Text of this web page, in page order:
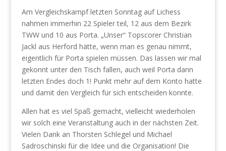
Am Vergleichskampf letzten Sonntag auf Lichess
nahmen immerhin 22 Spieler teil, 12 aus dem Bezirk
TWW und 10 aus Porta. „Unser“ Topscorer Christian
Jackl aus Herford hätte, wenn man es genau nimmt,
eigentlich für Porta spielen müssen. Das lassen wir mal
gekonnt unter den Tisch fallen, auch weil Porta dann
letzten Endes doch 1! Punkt mehr auf dem Konto hatte
und damit den Vergleich für sich entscheiden konnte.
Allen hat es viel Spaß gemacht, vielleicht wiederholen
wir solch eine Veranstaltung auch in der nächsten Zeit.
Vielen Dank an Thorsten Schlegel und Michael
Sadroschinski für die Idee und die Organisation! Die